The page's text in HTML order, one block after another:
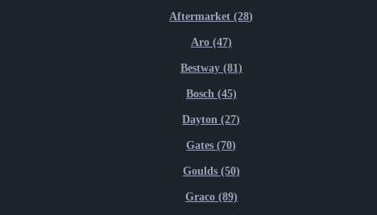
Aftermarket (28)
Aro (47)
Bestway (81)
Bosch (45)
Dayton (27)
Gates (70)
Goulds (50)
Graco (89)